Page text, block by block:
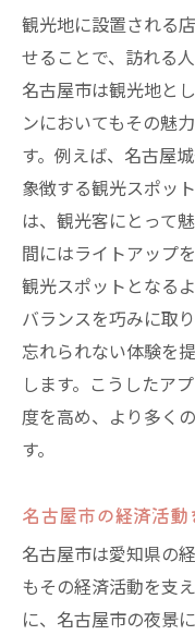
観光地に設置される
せることで、訪れる
名古屋市は観光地と
ンにおいてもその魅
す。例えば、名古屋
象徴する観光スポッ
は、観光客にとって
間にはライトアップ
観光スポットとなる
バランスを巧みに取
忘れられない体験を
します。こうしたア
度を高め、より多く
す。
名古屋市の経済活
名古屋市は愛知県の
もその経済活動を支
に、名古屋市の夜景